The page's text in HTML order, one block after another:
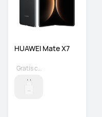
HUAWEI Mate X7
Gratis cadeau